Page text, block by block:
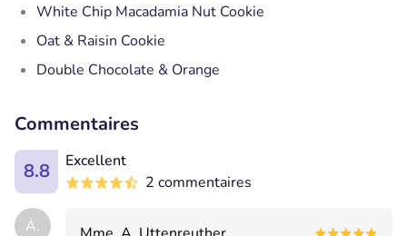
White Chip Macadamia Nut Cookie
Oat & Raisin Cookie
Double Chocolate & Orange
Commentaires
8.8
Excellent
2 commentaires
A.